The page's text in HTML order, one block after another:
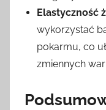
Elastyczność
wykorzystać
pokarmu, co
zmiennych